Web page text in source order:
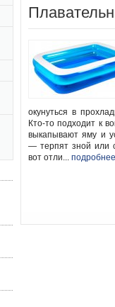
окунуться в
Кто-то подходит к
выкапывают яму и
— терпят зной или
вот отли...